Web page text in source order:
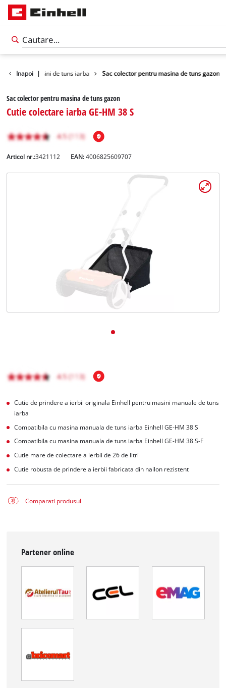
Inapoi |
pentru masini de tuns iarba Sac colector pentru masina de tuns gazon
Sac colector pentru masina de tuns gazon
Cutie colectare iarba GE-HM 38 S
Articol nr.:3421112 EAN:4006825609707
Cutie de prindere a ierbii originala Einhell pentru masini manuale de tuns
iarba
Compatibila cu masina manuala de tuns iarba Einhell GE-HM 38 S
Compatibila cu masina manuala de tuns iarba Einhell GE-HM 38 S-F
Cutie mare de colectare a ierbii de 26 de litri
Cutie robusta de prindere a ierbii fabricata din nailon rezistent
Comparati produsul
Partener online